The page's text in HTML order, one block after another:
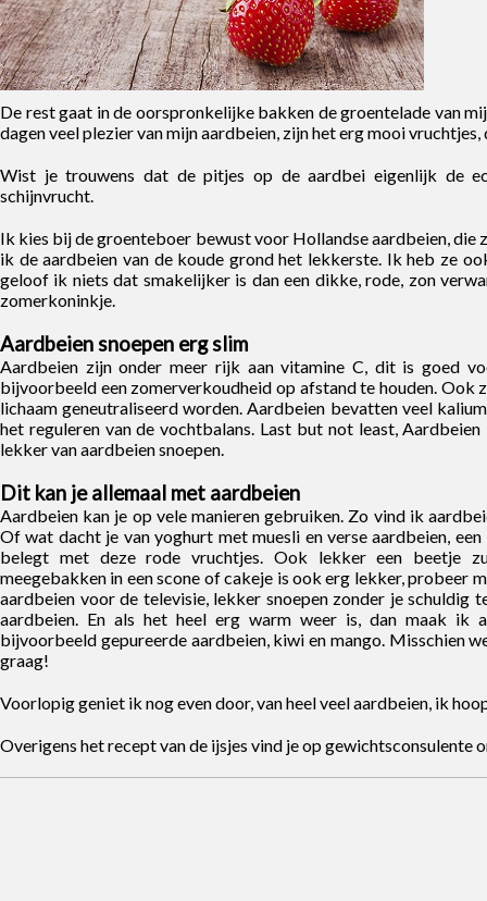
De rest gaat in de oorspronkelijke bakken de groentelade van
dagen veel plezier van mijn aardbeien, zijn het erg mooi vruchtjes,
Wist je trouwens dat de pitjes op de aardbei eigenlijk de
schijnvrucht.
Ik kies bij de groenteboer bewust voor Hollandse aardbeien, die
ik de aardbeien van de koude grond het lekkerste. Ik heb ze
geloof ik niets dat smakelijker is dan een dikke, rode, zon
zomerkoninkje.
Aardbeien snoepen erg slim
Aardbeien zijn onder meer rijk aan vitamine C, dit is goed
bijvoorbeeld een zomerverkoudheid op afstand te houden.
lichaam geneutraliseerd worden. Aardbeien bevatten veel
het reguleren van de vochtbalans. Last but not least,
lekker van aardbeien snoepen.
Dit kan je allemaal met aardbeien
Aardbeien kan je op vele manieren gebruiken. Zo vind ik
Of wat dacht je van yoghurt met muesli en verse aardbeien,
belegt met deze rode vruchtjes. Ook lekker een beetje
meegebakken in een scone of cakeje is ook erg lekker, probeer
aardbeien voor de televisie, lekker snoepen zonder je schuldig
aardbeien. En als het heel erg warm weer is, dan maak ik
bijvoorbeeld gepureerde aardbeien, kiwi en mango. Misschien
graag!
Voorlopig geniet ik nog even door, van heel veel aardbeien, ik
Overigens het recept van de ijsjes vind je op gewichtsconsulente